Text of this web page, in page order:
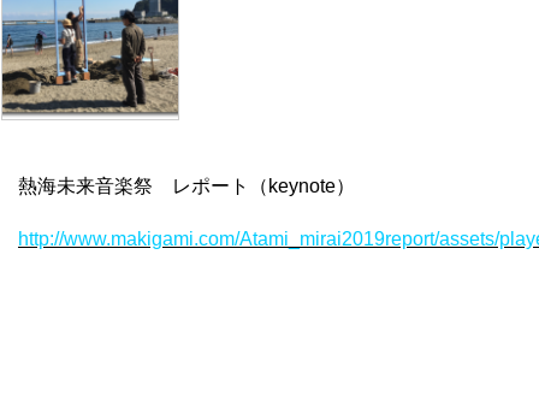
熱海未来音楽祭 レポート（keynote）
http://www.makigami.com/Atami_mirai2019report/assets/